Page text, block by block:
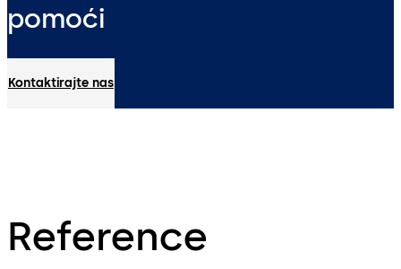
pomoći
Kontaktirajte nas
Reference